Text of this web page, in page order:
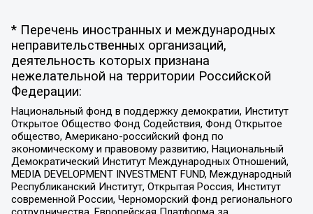
* Перечень иностранных и международных
неправительственных организаций,
деятельность которых признана
нежелательной на территории Российской
Федерации:
Национальный фонд в поддержку демократии, Институт
Открытое Общество Фонд Содействия, Фонд Открытое
общество, Американо-российский фонд по
экономическому и правовому развитию, Национальный
Демократический Институт Международных Отношений,
MEDIA DEVELOPMENT INVESTMENT FUND, Международный
Республиканский Институт, Открытая Россия, Институт
современной России, Черноморский фонд регионального